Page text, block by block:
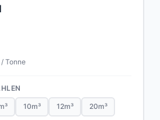
/ Tonne
10m³ 12m³ 20m³